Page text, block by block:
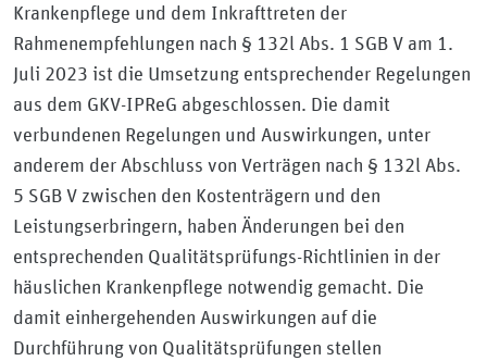
Krankenpflege und dem Inkrafttreten der
Rahmenempfehlungen nach § 132l Abs. 1 SGB V am 1.
Juli 2023 ist die Umsetzung entsprechender Regelungen
aus dem GKV-IPReG abgeschlossen. Die damit
verbundenen Regelungen und Auswirkungen, unter
anderem der Abschluss von Verträgen nach § 132l Abs.
5 SGB V zwischen den Kostenträgern und den
Leistungserbringern, haben Änderungen bei den
entsprechenden Qualitätsprüfungs-Richtlinien in der
häuslichen Krankenpflege notwendig gemacht. Die
damit einhergehenden Auswirkungen auf die
Durchführung von Qualitätsprüfungen stellen